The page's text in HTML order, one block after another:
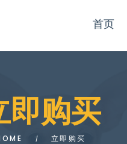
首页
即购买
立即购买